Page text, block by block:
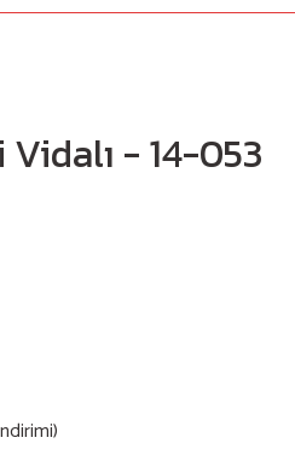
- 14-053